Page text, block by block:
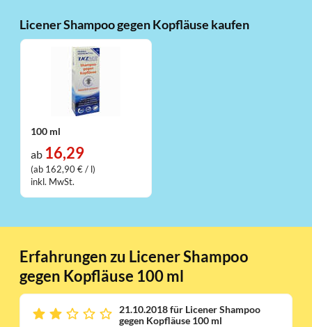
Licener Shampoo gegen Kopfläuse kaufen
100 ml
ab 16,29
(ab 162,90 € / l)
inkl. MwSt.
Erfahrungen zu Licener Shampoo
gegen Kopfläuse 100 ml
21.10.2018 für Licener Shampoo
gegen Kopfläuse 100 ml